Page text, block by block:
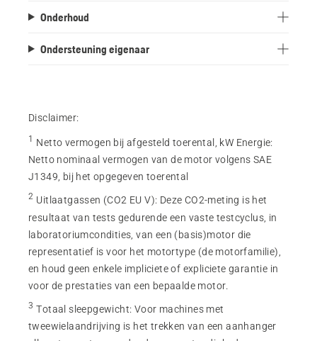
Onderhoud
Ondersteuning eigenaar
Disclaimer:
1 Netto vermogen bij afgesteld toerental, kW Energie:
Netto nominaal vermogen van de motor volgens SAE
J1349, bij het opgegeven toerental
2 Uitlaatgassen (CO2 EU V): Deze CO2-meting is het
resultaat van tests gedurende een vaste testcyclus, in
laboratoriumcondities, van een (basis)motor die
representatief is voor het motortype (de motorfamilie),
en houd geen enkele impliciete of expliciete garantie in
voor de prestaties van een bepaalde motor.
3 Totaal sleepgewicht: Voor machines met
tweewielaandrijving is het trekken van een aanhanger